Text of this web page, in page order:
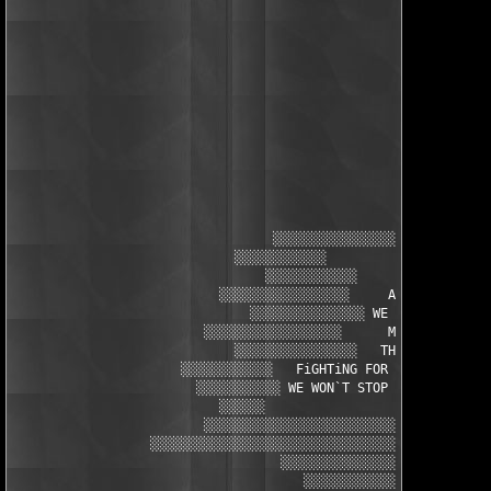
░░░░░░░░░░░░░░░░░░░░    ░
░░░░░░░░░░░░             ░   ░
░░░░░░░░░░░░
░░░░░░░░░░░░░░░░░     ALWAYS
░░░░░░░░░░░░░░░ WE KNOW OUR
░░░░░░░░░░░░░░░░░░      MARCHiNG OFF
░░░░░░░░░░░░░░░░   THE CRUSADE
░░░░░░░░░░░░   FiGHTiNG FOR THE RiGHT
░░░░░░░░░░░ WE WON`T STOP 'TiLL
░░░░░░